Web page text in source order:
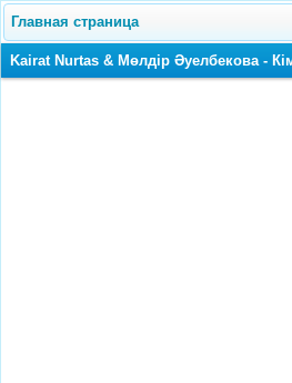
Главная страница
Kairat Nurtas & Мөлдір Әуелбекова -